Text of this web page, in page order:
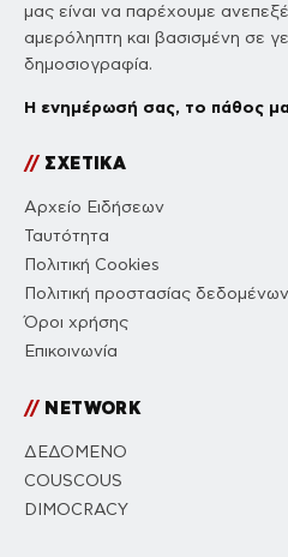
μας είναι να παρέχουμε
αμερόληπτη και βασισμένη σε
δημοσιογραφία.
Η ενημέρωσή σας, το πάθος
//ΣΧΕΤΙΚΑ
Αρχείο Ειδήσεων
Ταυτότητα
Πολιτική Cookies
Πολιτική προστασίας δεδομένων
Όροι χρήσης
Επικοινωνία
//NETWORK
ΔΕΔΟΜΕΝΟ
COUSCOUS
DIMOCRACY